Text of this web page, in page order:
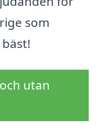
som
utan